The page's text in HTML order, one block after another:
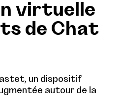
virtuelle
de Chat
un dispositif
autour de la